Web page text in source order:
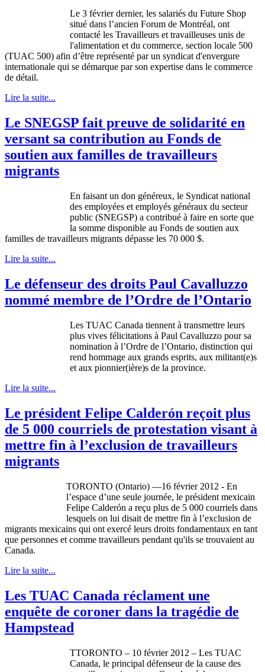
Le 3 févrierdernier, les salariés du Future Shop
situé dans l’ancien Forum de Montréal, ont
contacté les Travailleurs ettravailleuses unis de
l'alimentation et du commerce, section locale 500
(TUAC 500) afin d’être représenté par un syndicat d'envergure
internationale qui se démarque par son expertise dans le commerce
de détail.
Lire la suite...
Le SNEGSP fait preuve de solidarité en
versant sa contribution au Fonds de
soutien aux familles de travailleurs
migrants
En faisant un don généreux, le Syndicat national
des employées et employés généraux du secteur
public (SNEGSP) a contribué à faire en sorte que
la somme disponible au Fonds de soutien aux
familles de travailleurs migrants dépasse les 70 000 $.
Lire la suite...
Le défenseur des droits Paul Cavalluzzo
nommé membre de l’Ordre de l’Ontario
Les TUAC Canada tiennent à transmettre leurs
plus vives félicitations à Paul Cavalluzzo poursa
nomination à l’Ordre de l’Ontario, distinction qui
rend hommage aux grands esprits, aux militant(e)s
et aux pionnier(ière)s de la province.
Lire la suite...
Le président Felipe Calderón reçoit plus
de 5 000 courriels de protestation visant à
mettre fin à l’exclusion de travailleurs
migrants
TORONTO (Ontario) —16 février 2012 - En
l’espace d’une seule journée, le président mexicain
Felipe Calderón a reçu plus de 5 000 courriels dans
lesquels on lui disait de mettre fin à l’exclusion de
migrants mexicains qui ont exercé leurs droits fondamentaux en tant
que personnes et comme travailleurs pendant qu'ils se trouvaient au
Canada.
Lire la suite...
Les TUAC Canada réclament une
enquête de coroner dans la tragédie de
Hampstead
TTORONTO – 10 février 2012 – Les TUAC
Canada, le principal défenseur de la cause des